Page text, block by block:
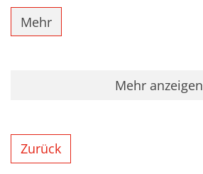
Mehr
Mehr anzeigen
Zurück